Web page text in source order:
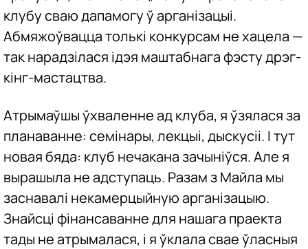
клубу сваю дапамогу ў арганізацыі.
Абмяжоўвацца толькі конкурсам не хацела —
так нарадзілася ідэя маштабнага фэсту дрэг-
кінг-мастацтва.
Атрымаўшы ўхваленне ад клуба, я ўзялася за
планаванне: семінары, лекцыі, дыскусіі. І тут
новая бяда: клуб нечакана зачыніўся. Але я
вырашыла не адступаць. Разам з Майла мы
заснавалі некамерцыйную арганізацыю.
Знайсці фінансаванне для нашага праекта
тады не атрымалася, і я ўклала свае ўласныя